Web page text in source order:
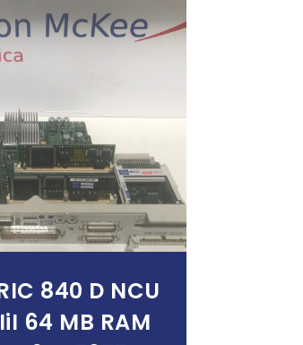
Leer Más
840 D NCU
64 MB RAM